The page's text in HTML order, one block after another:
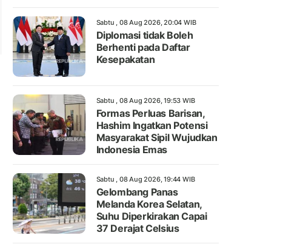
Sabtu , 08 Aug 2026, 20:04 WIB
Diplomasi tidak Boleh
Berhenti pada Daftar
Kesepakatan
Sabtu , 08 Aug 2026, 19:53 WIB
Formas Perluas Barisan,
Hashim Ingatkan Potensi
Masyarakat Sipil Wujudkan
Indonesia Emas
Sabtu , 08 Aug 2026, 19:44 WIB
Gelombang Panas
Melanda Korea Selatan,
Suhu Diperkirakan Capai
37 Derajat Celsius